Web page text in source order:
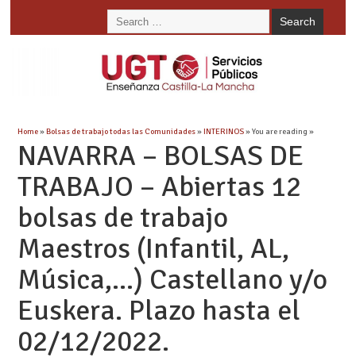
Home»Bolsas de trabajo todas las Comunidades»INTERINOS» You are reading »
NAVARRA – BOLSAS DE
TRABAJO – Abiertas 12
bolsas de trabajo
Maestros (Infantil, AL,
Música,…) Castellano y/o
Euskera. Plazo hasta el
02/12/2022.